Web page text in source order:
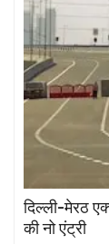
दिल्ली-मेरठ
की नो एंट्री